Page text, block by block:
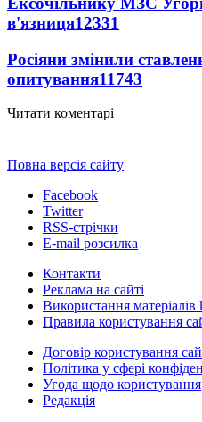
в'язниця12331
Росіяни змінили
опитування11743
Читати коментарі
Повна версія сайту
Facebook
Twitter
RSS-стрічки
E-mail розсилка
Контакти
Реклама на сайті
Використання матеріалів
Правила користування
Договір користування
Політика у сфері
Угода щодо користування
Редакція